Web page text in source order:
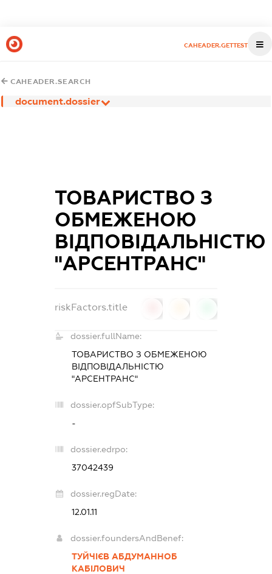
CAHEADER.GETTEST
CAHEADER.SEARCH
document.dossier
ТОВАРИСТВО З
ОБМЕЖЕНОЮ
ВІДПОВІДАЛЬНІСТЮ
"АРСЕНТРАНС"
riskFactors.title
dossier.fullName:
ТОВАРИСТВО З ОБМЕЖЕНОЮ
ВІДПОВІДАЛЬНІСТЮ
"АРСЕНТРАНС"
dossier.opfSubType:
-
dossier.edrpo:
37042439
dossier.regDate:
12.01.11
dossier.foundersAndBenef:
ТУЙЧІЄВ АБДУМАННОБ
КАБІЛОВИЧ